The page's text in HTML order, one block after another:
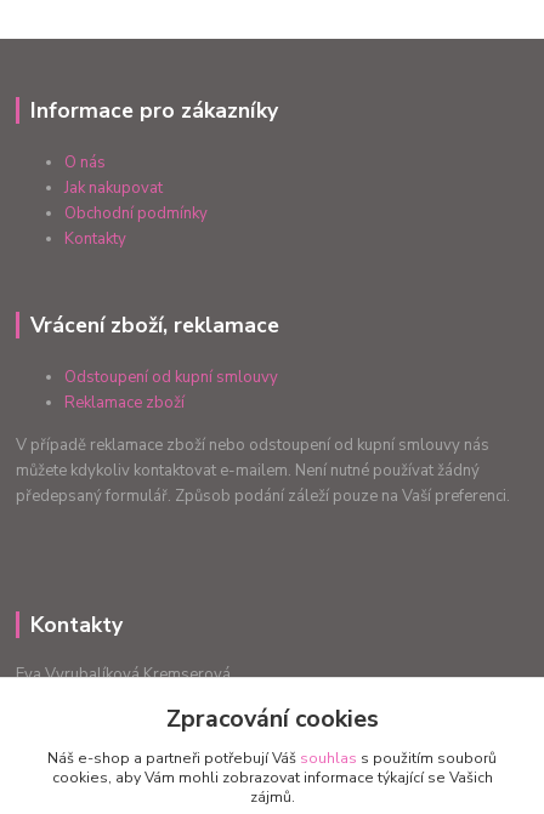
Informace pro zákazníky
O nás
Jak nakupovat
Obchodní podmínky
Kontakty
Vrácení zboží, reklamace
Odstoupení od kupní smlouvy
Reklamace zboží
V případě reklamace zboží nebo odstoupení od kupní smlouvy nás
můžete kdykoliv kontaktovat e-mailem. Není nutné používat žádný
předepsaný formulář. Způsob podání záleží pouze na Vaší preferenci.
Kontakty
Eva Vyrubalíková Kremserová
info.radost@email.cz
Zpracování cookies
Náš e-shop a partneři potřebují Váš souhlas s použitím souborů
cookies, aby Vám mohli zobrazovat informace týkající se Vašich
zájmů.